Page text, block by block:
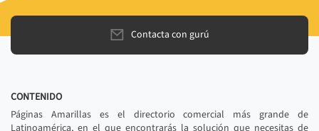
Contacta con gurú
CONTENIDO
Páginas Amarillas es el directorio comercial más grande de
Latinoamérica, en el que encontrarás la solución que necesitas de